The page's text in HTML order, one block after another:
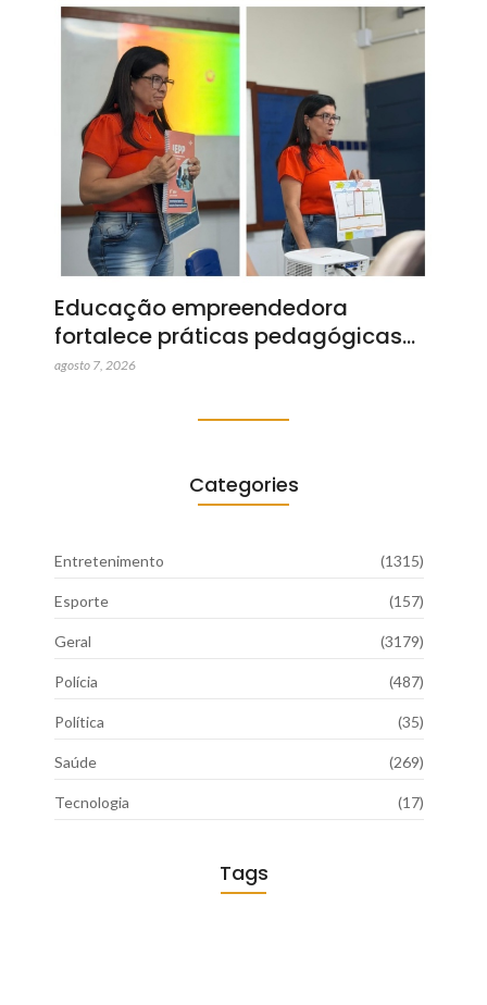
Educação empreendedora
fortalece práticas pedagógicas…
agosto 7, 2026
Categories
Entretenimento (1315)
Esporte (157)
Geral (3179)
Polícia (487)
Política (35)
Saúde (269)
Tecnologia (17)
Tags